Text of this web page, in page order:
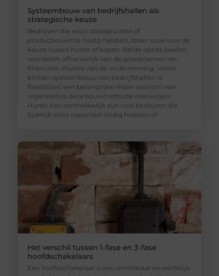
Systeembouw van bedrijfshallen als
strategische keuze
Bedrijven die extra opslagruimte of
productieruimte nodig hebben, staan vaak voor de
keuze tussen huren of kopen. Beide opties bieden
voordelen, afhankelijk van de groeiplannen en
financiële situatie van de onderneming. Vooral
binnen systeembouw van bedrijfshallen is
flexibiliteit een belangrijke reden waarom veel
organisaties deze bouwmethode overwegen.
Huren kan aantrekkelijk zijn voor bedrijven die
tijdelijk extra capaciteit nodig hebben of
Het verschil tussen 1-fase en 3-fase
hoofdschakelaars
Een hoofdschakelaar is een onmisbaar en wettelijk